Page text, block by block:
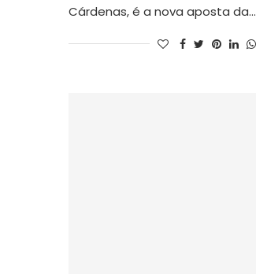
Cárdenas, é a nova aposta da…